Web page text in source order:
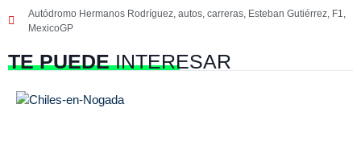
Autódromo Hermanos Rodríguez, autos, carreras, Esteban Gutiérrez, F1,
MexicoGP
TE PUEDEINTERESAR